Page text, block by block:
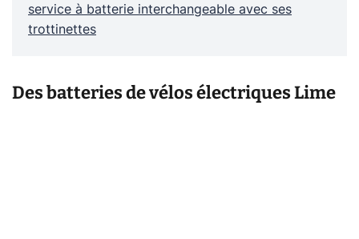
service à batterie interchangeable avec ses
trottinettes
Des batteries de vélos électriques Lime